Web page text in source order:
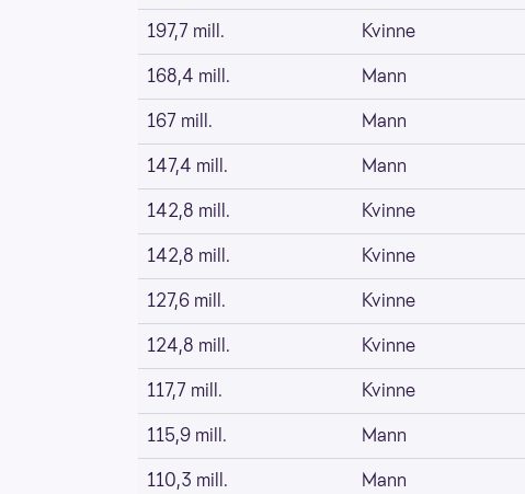
197,7 mill.
Kvinne
168,4 mill.
Mann
167 mill.
Mann
147,4 mill.
Mann
142,8 mill.
Kvinne
142,8 mill.
Kvinne
127,6 mill.
Kvinne
124,8 mill.
Kvinne
117,7 mill.
Kvinne
115,9 mill.
Mann
110,3 mill.
Mann